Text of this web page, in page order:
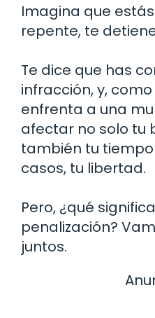
Imagina que
repente, te
Te dice que has
infracción, y,
enfrenta a una
afectar no solo tu
también tu tiempo
casos, tu libertad.
Pero, ¿qué
penalización?
juntos.